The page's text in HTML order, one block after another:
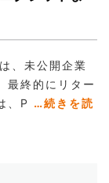
、未公開企業
最終的にリター
、P …続きを読